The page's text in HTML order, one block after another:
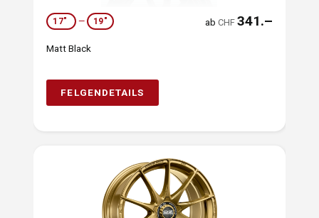
17" — 19" abCHF 341.–
Matt Black
FELGENDETAILS